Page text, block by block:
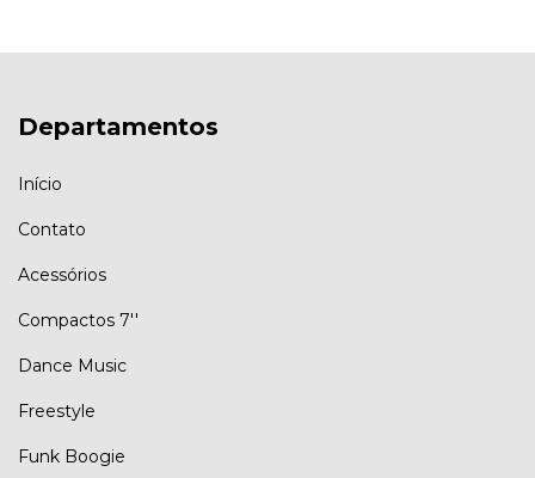
Departamentos
Início
Contato
Acessórios
Compactos 7''
Dance Music
Freestyle
Funk Boogie